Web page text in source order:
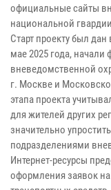
официальные сайты
национальной
Старт проекту был
мае 2025 года, начали
вневедомственной
г. Москве и
этапа проекта
для жителей других
значительно
подразделениями
Интернет-ресурсы
оформления заявок